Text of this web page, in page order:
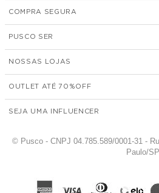
COMPRA SEGURA
PUSCO SER
NOSSAS LOJAS
OUTLET ATÉ 70%
SEJA UMA INFLUENCER
© Pusco - CNPJ 04.785.589/0001-31 -
Paulo/SP